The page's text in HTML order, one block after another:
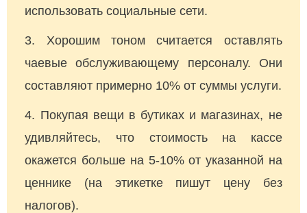
использовать социальные сети.
Хорошим тоном считается оставлять
чаевые обслуживающему персоналу. Они
составляют примерно 10% от суммы услуги.
Покупая вещи в бутиках и магазинах, не
удивляйтесь, что стоимость на кассе
окажется больше на 5-10% от указанной на
ценнике (на этикетке пишут цену без
налогов).